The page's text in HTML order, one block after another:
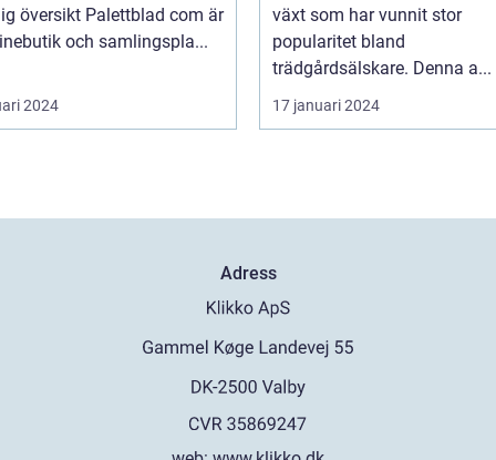
Palettblad com är
och samlingspla...
2024
växt som har vunnit stor
popularitet bland
trädgårdsälskare. Denna a...
17 januari 2024
Adress